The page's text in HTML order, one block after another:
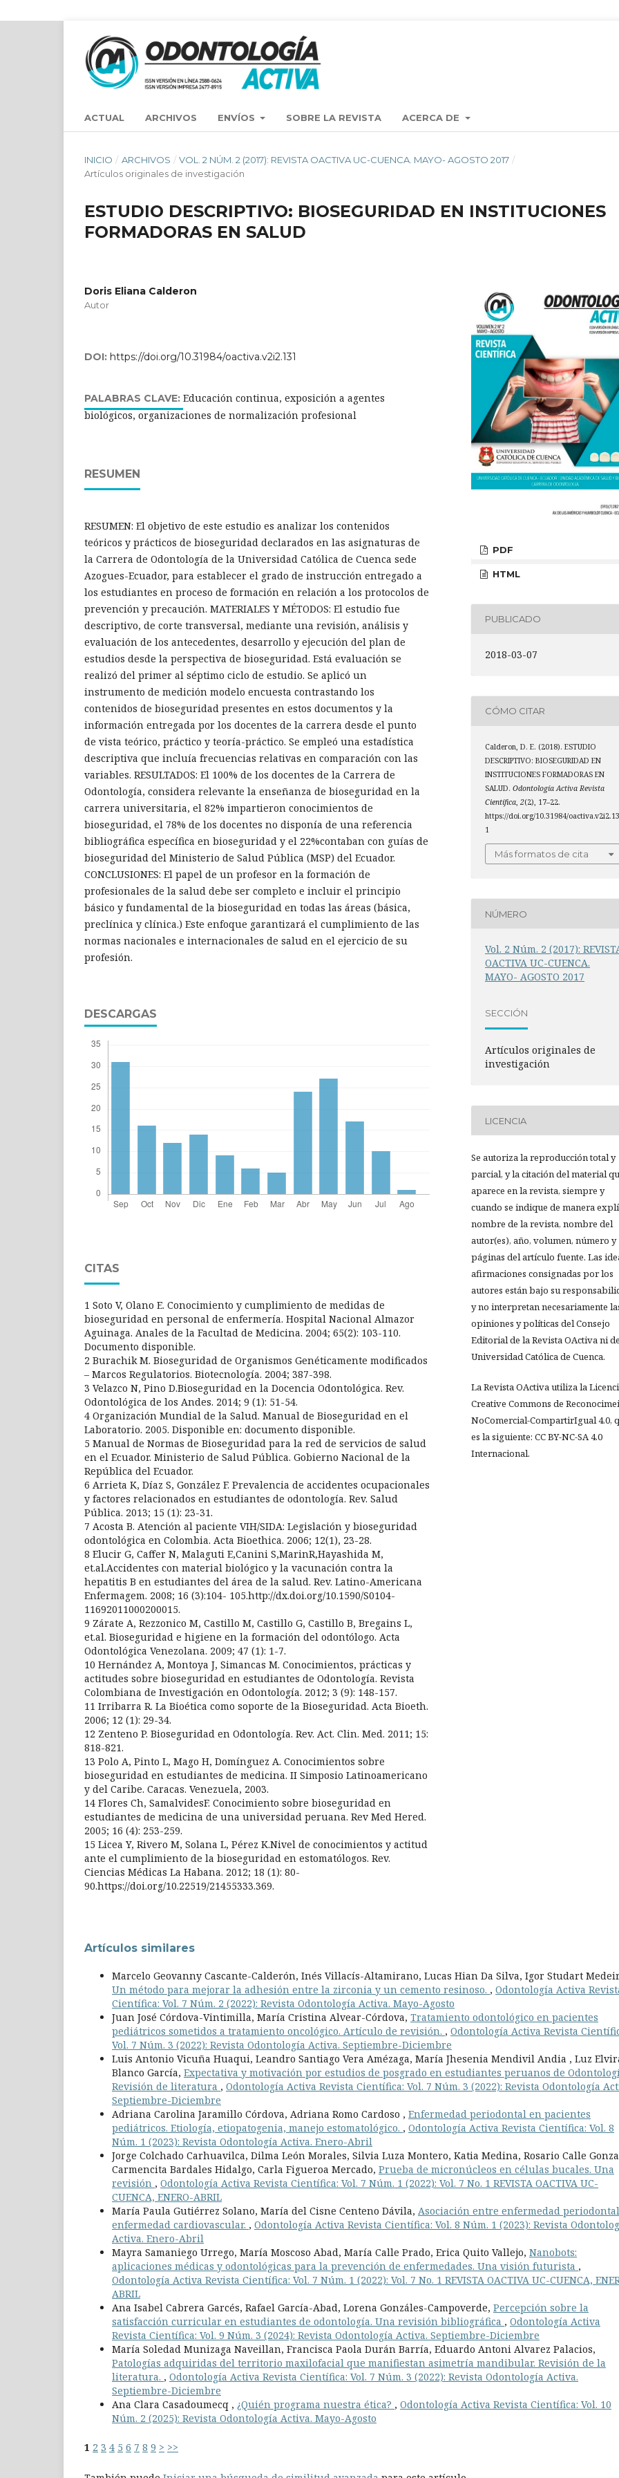
ACTUAL ARCHIVOS ENVÍOS SOBRE LA REVISTA ACERCA DE
INICIO / ARCHIVOS / VOL. 2 NÚM. 2 (2017): REVISTA OACTIVA UC-CUENCA. MAYO- AGOSTO 2017 /
Artículos originales de investigación
ESTUDIO DESCRIPTIVO: BIOSEGURIDAD EN INSTITUCIONES
FORMADORAS EN SALUD
Doris Eliana Calderon
Autor
DOI: https://doi.org/10.31984/oactiva.v2i2.131
PALABRAS CLAVE: Educación continua, exposición a agentes
biológicos, organizaciones de normalización profesional
RESUMEN
RESUMEN: El objetivo de este estudio es analizar los contenidos
teóricos y prácticos de bioseguridad declarados en las asignaturas de
la Carrera de Odontología de la Universidad Católica de Cuenca sede
Azogues-Ecuador, para establecer el grado de instrucción entregado a
los estudiantes en proceso de formación en relación a los protocolos de
prevención y precaución. MATERIALES Y MÉTODOS: El estudio fue
descriptivo, de corte transversal, mediante una revisión, análisis y
evaluación de los antecedentes, desarrollo y ejecución del plan de
estudios desde la perspectiva de bioseguridad. Está evaluación se
realizó del primer al séptimo ciclo de estudio. Se aplicó un
instrumento de medición modelo encuesta contrastando los
contenidos de bioseguridad presentes en estos documentos y la
información entregada por los docentes de la carrera desde el punto
de vista teórico, práctico y teoría-práctico. Se empleó una estadística
descriptiva que incluía frecuencias relativas en comparación con las
variables. RESULTADOS: El 100% de los docentes de la Carrera de
Odontología, considera relevante la enseñanza de bioseguridad en la
carrera universitaria, el 82% impartieron conocimientos de
bioseguridad, el 78% de los docentes no disponía de una referencia
bibliográfica específica en bioseguridad y el 22%contaban con guías de
bioseguridad del Ministerio de Salud Pública (MSP) del Ecuador.
CONCLUSIONES: El papel de un profesor en la formación de
profesionales de la salud debe ser completo e incluir el principio
básico y fundamental de la bioseguridad en todas las áreas (básica,
preclínica y clínica.) Este enfoque garantizará el cumplimiento de las
normas nacionales e internacionales de salud en el ejercicio de su
profesión.
DESCARGAS
CITAS
1 Soto V, Olano E. Conocimiento y cumplimiento de medidas de
bioseguridad en personal de enfermería. Hospital Nacional Almazor
Aguinaga. Anales de la Facultad de Medicina. 2004; 65(2): 103-110.
Documento disponible.
2 Burachik M. Bioseguridad de Organismos Genéticamente modificados
– Marcos Regulatorios. Biotecnología. 2004; 387-398.
3 Velazco N, Pino D.Bioseguridad en la Docencia Odontológica. Rev.
Odontológica de los Andes. 2014; 9 (1): 51-54.
4 Organización Mundial de la Salud. Manual de Bioseguridad en el
Laboratorio. 2005. Disponible en: documento disponible.
5 Manual de Normas de Bioseguridad para la red de servicios de salud
en el Ecuador. Ministerio de Salud Pública. Gobierno Nacional de la
República del Ecuador.
6 Arrieta K, Díaz S, González F. Prevalencia de accidentes ocupacionales
y factores relacionados en estudiantes de odontología. Rev. Salud
Pública. 2013; 15 (1): 23-31.
7 Acosta B. Atención al paciente VIH/SIDA: Legislación y bioseguridad
odontológica en Colombia. Acta Bioethica. 2006; 12(1), 23-28.
8 Elucir G, Caffer N, Malaguti E,Canini S,MarinR,Hayashida M,
et.al.Accidentes con material biológico y la vacunación contra la
hepatitis B en estudiantes del área de la salud. Rev. Latino-Americana
Enfermagem. 2008; 16 (3):104- 105.http://dx.doi.org/10.1590/S0104-
11692011000200015.
9 Zárate A, Rezzonico M, Castillo M, Castillo G, Castillo B, Bregains L,
et.al. Bioseguridad e higiene en la formación del odontólogo. Acta
Odontológica Venezolana. 2009; 47 (1): 1-7.
10 Hernández A, Montoya J, Simancas M. Conocimientos, prácticas y
actitudes sobre bioseguridad en estudiantes de Odontología. Revista
Colombiana de Investigación en Odontología. 2012; 3 (9): 148-157.
11 Irribarra R. La Bioética como soporte de la Bioseguridad. Acta Bioeth.
2006; 12 (1): 29-34.
12 Zenteno P. Bioseguridad en Odontología. Rev. Act. Clin. Med. 2011; 15:
818-821.
13 Polo A, Pinto L, Mago H, Domínguez A. Conocimientos sobre
bioseguridad en estudiantes de medicina. II Simposio Latinoamericano
y del Caribe. Caracas. Venezuela, 2003.
14 Flores Ch, SamalvidesF. Conocimiento sobre bioseguridad en
estudiantes de medicina de una universidad peruana. Rev Med Hered.
2005; 16 (4): 253-259.
15 Licea Y, Rivero M, Solana L, Pérez K.Nivel de conocimientos y actitud
ante el cumplimiento de la bioseguridad en estomatólogos. Rev.
Ciencias Médicas La Habana. 2012; 18 (1): 80-
90.https://doi.org/10.22519/21455333.369.
PDF
HTML
PUBLICADO
2018-03-07
CÓMO CITAR
Calderon, D. E. (2018). ESTUDIO
DESCRIPTIVO: BIOSEGURIDAD EN
INSTITUCIONES FORMADORAS EN
SALUD.Odontología Activa Revista
Científica ,2(2), 17–22.
https://doi.org/10.31984/
1
Más formatos de cita
NÚMERO
Vol. 2 Núm. 2 (2017):
OACTIVA UC-CUENCA.
MAYO- AGOSTO 2017
SECCIÓN
Artículos originales de
investigación
LICENCIA
Se autoriza la reproducción total y
parcial, y la citación del material
aparece en la revista, siempre y
cuando se indique de manera
nombre de la revista, nombre del
autor(es), año, volumen, número y
páginas del artículo fuente. Las
afirmaciones consignadas por los
autores están bajo su
y no interpretan necesariamente
opiniones y políticas del Consejo
Editorial de la Revista OActiva ni
Universidad Católica de Cuenca.
La Revista OActiva utiliza la
Creative Commons de
NoComercial-CompartirIgual 4.0,
es la siguiente: CC BY-NC-SA 4.0
Internacional.
Artículos similares
Marcelo Geovanny Cascante-Calderón, Inés Villacís-Altamirano, Lucas Hian Da Silva, Igor Studart
Un método para mejorar la adhesión entre la zirconia y un cemento resinoso. , Odontología Activa
Científica: Vol. 7 Núm. 2 (2022): Revista Odontología Activa. Mayo-Agosto
Juan José Córdova-Vintimilla, María Cristina Alvear-Córdova, Tratamiento odontológico en pacientes
pediátricos sometidos a tratamiento oncológico. Artículo de revisión. , Odontología Activa Revista
Vol. 7 Núm. 3 (2022): Revista Odontología Activa. Septiembre-Diciembre
Luis Antonio Vicuña Huaqui, Leandro Santiago Vera Amézaga, María Jhesenia Mendivil Andia , Luz
Blanco García, Expectativa y motivación por estudios de posgrado en estudiantes peruanos de
Revisión de literatura , Odontología Activa Revista Científica: Vol. 7 Núm. 3 (2022): Revista Odontología
Septiembre-Diciembre
Adriana Carolina Jaramillo Córdova, Adriana Romo Cardoso , Enfermedad periodontal en pacientes
pediátricos. Etiología, etiopatogenia, manejo estomatológico. , Odontología Activa Revista Científica: Vol. 8
Núm. 1 (2023): Revista Odontología Activa. Enero-Abril
Jorge Colchado Carhuavilca, Dilma León Morales, Silvia Luza Montero, Katia Medina, Rosario Calle
Carmencita Bardales Hidalgo, Carla Figueroa Mercado, Prueba de micronúcleos en células bucales. Una
revisión , Odontología Activa Revista Científica: Vol. 7 Núm. 1 (2022): Vol. 7 No. 1 REVISTA OACTIVA UC-
CUENCA, ENERO-ABRIL
María Paula Gutiérrez Solano, María del Cisne Centeno Dávila, Asociación entre enfermedad
enfermedad cardiovascular. , Odontología Activa Revista Científica: Vol. 8 Núm. 1 (2023): Revista
Activa. Enero-Abril
Mayra Samaniego Urrego, María Moscoso Abad, María Calle Prado, Erica Quito Vallejo, Nanobots:
aplicaciones médicas y odontológicas para la prevención de enfermedades. Una visión futurista ,
Odontología Activa Revista Científica: Vol. 7 Núm. 1 (2022): Vol. 7 No. 1 REVISTA OACTIVA UC-CUENCA,
ABRIL
Ana Isabel Cabrera Garcés, Rafael García-Abad, Lorena Gonzáles-Campoverde, Percepción sobre la
satisfacción curricular en estudiantes de odontología. Una revisión bibliográfica , Odontología Activa
Revista Científica: Vol. 9 Núm. 3 (2024): Revista Odontología Activa. Septiembre-Diciembre
María Soledad Munizaga Naveillan, Francisca Paola Durán Barría, Eduardo Antoni Alvarez Palacios,
Patologías adquiridas del territorio maxilofacial que manifiestan asimetría mandibular. Revisión de la
literatura. , Odontología Activa Revista Científica: Vol. 7 Núm. 3 (2022): Revista Odontología Activa.
Septiembre-Diciembre
Ana Clara Casadoumecq , ¿Quién programa nuestra ética? , Odontología Activa Revista Científica: Vol. 10
Núm. 2 (2025): Revista Odontología Activa. Mayo-Agosto
1 2 3 4 5 6 7 8 9 > >>